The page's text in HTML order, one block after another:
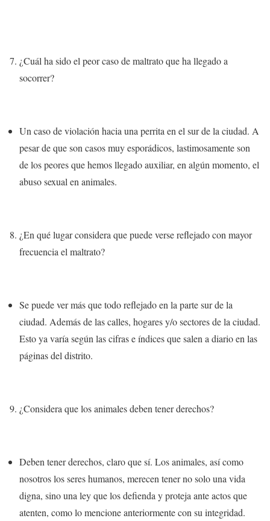
¿Cuál ha sido el peor caso de maltrato que ha llegado a
socorrer?
Un caso de violación hacia una perrita en el sur de la ciudad. A
pesar de que son casos muy esporádicos, lastimosamente son
de los peores que hemos llegado auxiliar, en algún momento, el
abuso sexual en animales.
¿En qué lugar considera que puede verse reflejado con mayor
frecuencia el maltrato?
Se puede ver más que todo reflejado en la parte sur de la
ciudad. Además de las calles, hogares y/o sectores de la ciudad.
Esto ya varía según las cifras e índices que salen a diario en las
páginas del distrito.
¿Considera que los animales deben tener derechos?
Deben tener derechos, claro que sí. Los animales, así como
nosotros los seres humanos, merecen tener no solo una vida
digna, sino una ley que los defienda y proteja ante actos que
atenten, como lo mencione anteriormente con su integridad.